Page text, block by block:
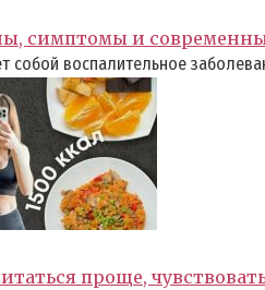
симптомы и
собой воспалительное
проще,